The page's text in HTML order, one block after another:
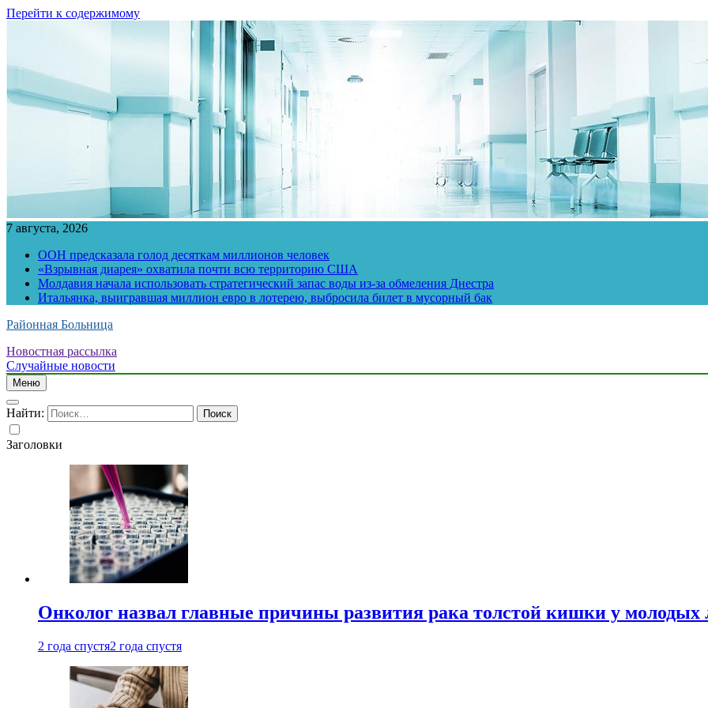
Перейти к содержимому
7 августа, 2026
ООН предсказала голод десяткам миллионов человек
«Взрывная диарея» охватила почти всю территорию США
Молдавия начала использовать стратегический запас воды из-за обмеления Днестра
Итальянка, выигравшая миллион евро в лотерею, выбросила билет в мусорный бак
Районная Больница
Новостная рассылка
Случайные новости
Меню
Найти:
Заголовки
Онколог назвал главные причины развития рака толстой кишки у молодых
2 года спустя2 года спустя